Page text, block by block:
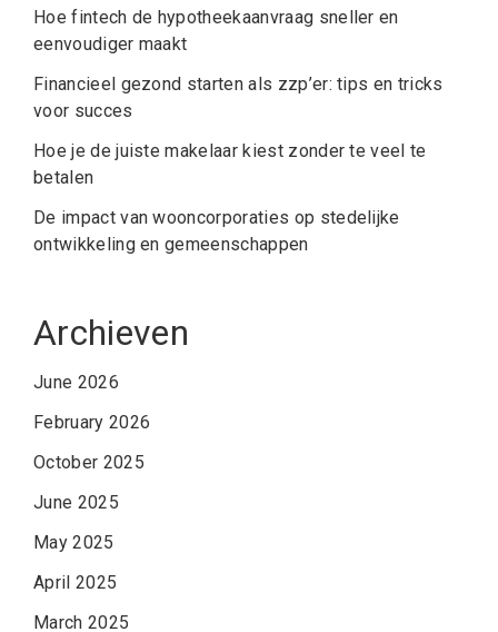
Hoe fintech de hypotheekaanvraag sneller en
eenvoudiger maakt
Financieel gezond starten als zzp’er: tips en tricks
voor succes
Hoe je de juiste makelaar kiest zonder te veel te
betalen
De impact van wooncorporaties op stedelijke
ontwikkeling en gemeenschappen
Archieven
June 2026
February 2026
October 2025
June 2025
May 2025
April 2025
March 2025